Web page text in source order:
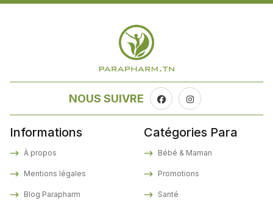
NOUS SUIVRE
Informations
À propos
Mentions légales
Blog Parapharm
Catégories Para
Bébé & Maman
Promotions
Santé